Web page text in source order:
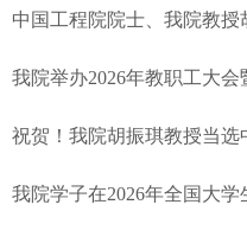
我院举办2026年教职工大会